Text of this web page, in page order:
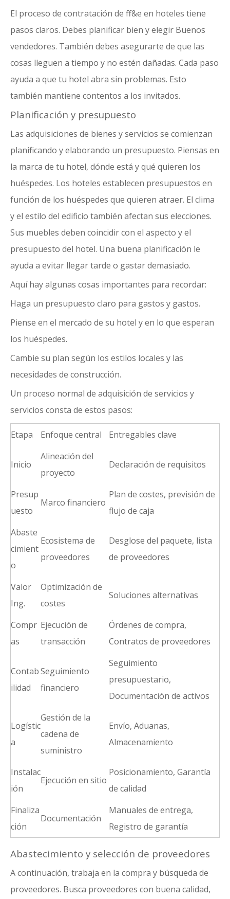
El proceso de contratación de ff&e en hoteles tiene
pasos claros. Debes planificar bien y elegir Buenos
vendedores. También debes asegurarte de que las
cosas lleguen a tiempo y no estén dañadas. Cada paso
ayuda a que tu hotel abra sin problemas. Esto
también mantiene contentos a los invitados.
Planificación y presupuesto
Las adquisiciones de bienes y servicios se comienzan
planificando y elaborando un presupuesto. Piensas en
la marca de tu hotel, dónde está y qué quieren los
huéspedes. Los hoteles establecen presupuestos en
función de los huéspedes que quieren atraer. El clima
y el estilo del edificio también afectan sus elecciones.
Sus muebles deben coincidir con el aspecto y el
presupuesto del hotel. Una buena planificación le
ayuda a evitar llegar tarde o gastar demasiado.
Aquí hay algunas cosas importantes para recordar:
Haga un presupuesto claro para gastos y gastos.
Piense en el mercado de su hotel y en lo que esperan
los huéspedes.
Cambie su plan según los estilos locales y las
necesidades de construcción.
Un proceso normal de adquisición de servicios y
servicios consta de estos pasos:
Etapa Enfoque central Entregables clave
Inicio
Alineación del
proyecto
Declaración de requisitos
Presup
uesto
Marco financiero
Plan de costes, previsión de
flujo de caja
Abaste
cimient
o
Ecosistema de
proveedores
Desglose del paquete, lista
de proveedores
Valor
Ing.
Optimización de
costes
Soluciones alternativas
Compr
as
Ejecución de
transacción
Órdenes de compra,
Contratos de proveedores
Contab
ilidad
Seguimiento
financiero
Seguimiento
presupuestario,
Documentación de activos
Logístic
a
Gestión de la
cadena de
suministro
Envío, Aduanas,
Almacenamiento
Instalac
ión
Ejecución en sitio
Posicionamiento, Garantía
de calidad
Finaliza
ción
Documentación
Manuales de entrega,
Registro de garantía
Abastecimiento y selección de proveedores
A continuación, trabaja en la compra y búsqueda de
proveedores. Busca proveedores con buena calidad,